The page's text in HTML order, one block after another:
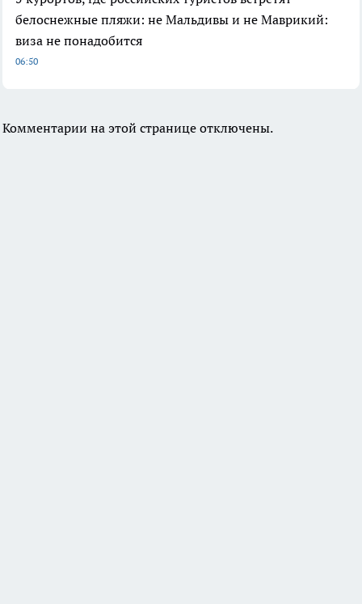
белоснежные пляжи: не Мальдивы и не Маврикий:
виза не понадобится
06:50
Комментарии на этой странице отключены.